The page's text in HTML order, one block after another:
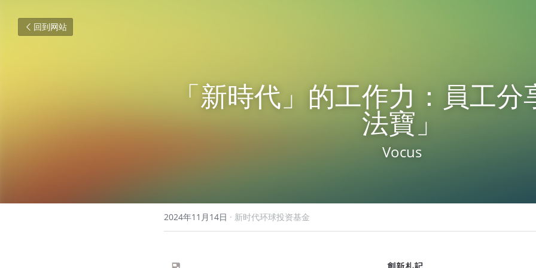
回到网站
「新時代」的工作力：員工
法寶」
Vocus
2024年11月14日 · 新时代环球投资基金